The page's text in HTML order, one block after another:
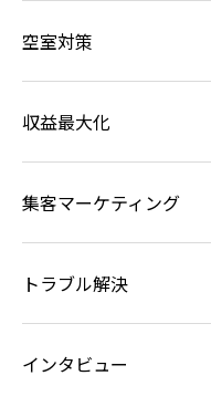
空室対策
収益最大化
集客マーケティング
トラブル解決
インタビュー